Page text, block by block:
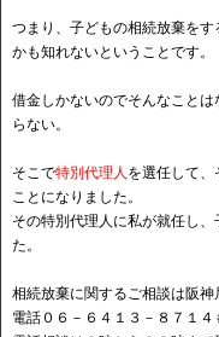
つまり、子どもの相続放棄を
かも知れないということです。
借金しかないのでそんなこと
らない。
そこで特別代理人 を選任して、
ことになりました。
その特別代理人に私が就任し
た。
相続放棄に関するご相談は阪
電話０６－６４１３－８７１